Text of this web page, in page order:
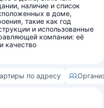
наличие и список
в доме,
такие как год
и использованные
компании: её
качество
по адресу